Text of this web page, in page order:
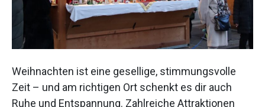
Weihnachten ist eine gesellige, stimmungsvolle
Zeit – und am richtigen Ort schenkt es dir auch
Ruhe und Entspannung. Zahlreiche Attraktionen